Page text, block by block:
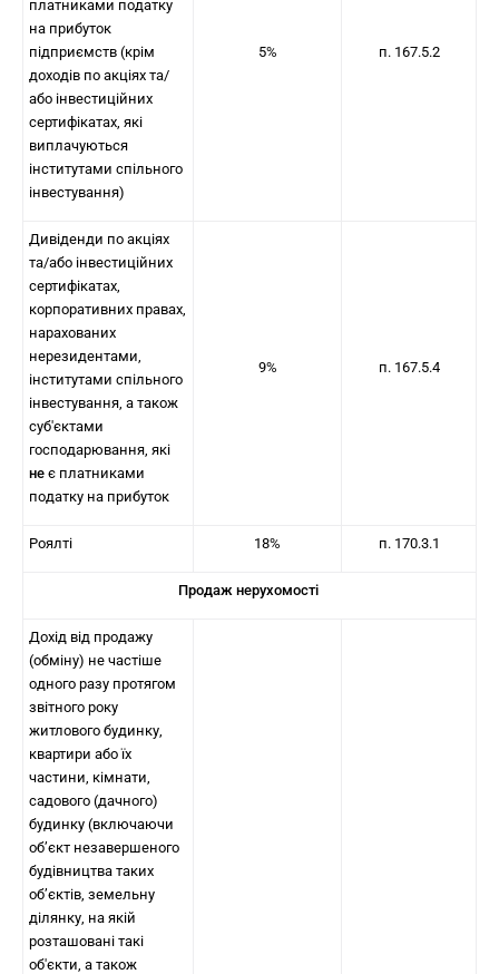
платниками податку
на прибуток
підприємств (крім
доходів по акціях та/
або інвестиційних
сертифікатах, які
виплачуються
інститутами спільного
інвестування)
5% п. 167.5.2
Дивіденди по акціях
та/або інвестиційних
сертифікатах,
корпоративних правах,
нарахованих
нерезидентами,
інститутами спільного
інвестування, а також
суб'єктами
господарювання, які
не є платниками
податку на прибуток
9% п. 167.5.4
Роялті 18% п. 170.3.1
Продаж нерухомості
Дохід від продажу
(обміну) не частіше
одного разу протягом
звітного року
житлового будинку,
квартири або їх
частини, кімнати,
садового (дачного)
будинку (включаючи
об’єкт незавершеного
будівництва таких
об’єктів, земельну
ділянку, на якій
розташовані такі
об'єкти, а також